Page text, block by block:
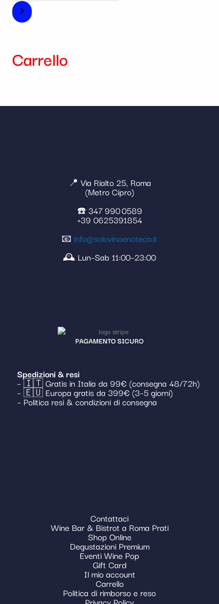
Carrello
📍 Via Rialto 25, Roma
(Metro Cipro)
☎️ 347 990 0589
+39 0625391854
📧 info@solovinoenoteca.it
🕰️ Lun–Sab 11:00–23:00
PAGAMENTO SICURO
Spedizioni & resi
– 🇮🇹 Gratis in Italia da 99€ (consegna 48/72h)
– 🇪🇺 Europa gratis da 399€ (3–5 giorni)
– Politica resi & condizioni di consegna
Contattaci
Wine Bar & Bistrot a Roma Prati
Shop Online
Degustazioni Premium
Eventi Wine Pop
Gift Card
Il mio account
Carrello
Politica di rimborso e reso